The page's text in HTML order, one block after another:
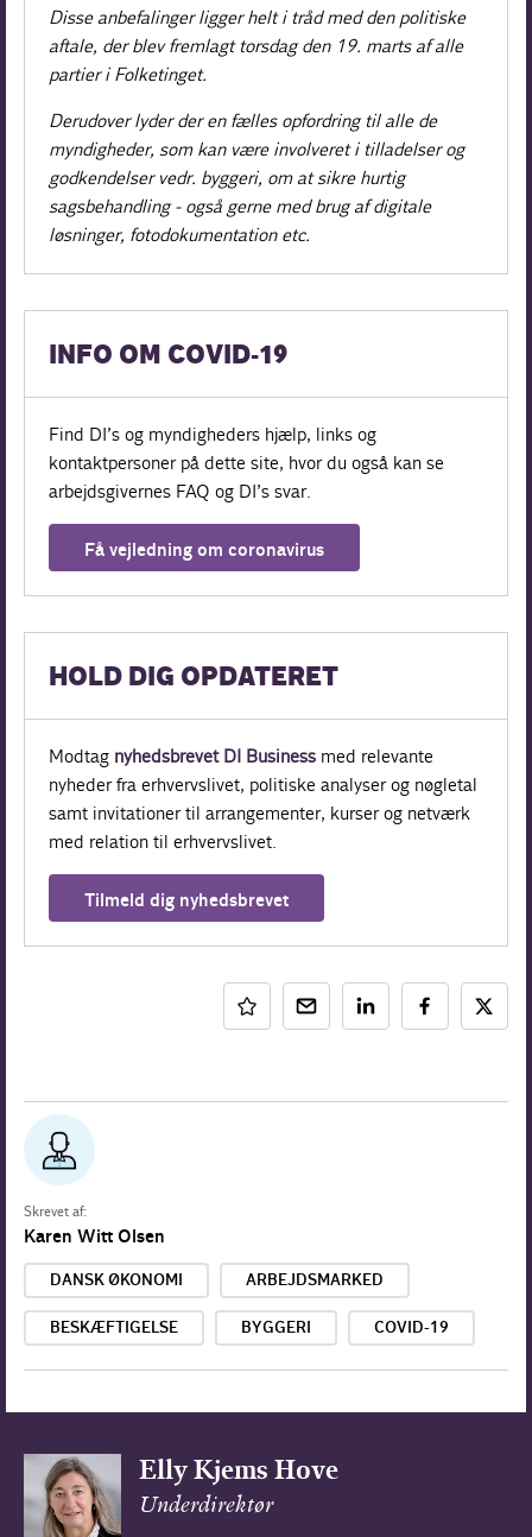
Disse anbefalinger ligger helt i tråd med den politiske
aftale, der blev fremlagt torsdag den 19. marts af alle
partier i Folketinget.
Derudover lyder der en fælles opfordring til alle de
myndigheder, som kan være involveret i tilladelser og
godkendelser vedr. byggeri, om at sikre hurtig
sagsbehandling - også gerne med brug af digitale
løsninger, fotodokumentation etc.
INFO OM COVID-19
Find DI’s og myndigheders hjælp, links og
kontaktpersoner på dette site, hvor du også kan se
arbejdsgivernes FAQ og DI’s svar.
Få vejledning om coronavirus
HOLD DIG OPDATERET
Modtag nyhedsbrevet DI Business med relevante
nyheder fra erhvervslivet, politiske analyser og nøgletal
samt invitationer til arrangementer, kurser og netværk
med relation til erhvervslivet.
Tilmeld dig nyhedsbrevet
Skrevet af:
Karen Witt Olsen
DANSK ØKONOMI ARBEJDSMARKED
BESKÆFTIGELSE BYGGERI COVID-19
Elly Kjems Hove
Underdirektør